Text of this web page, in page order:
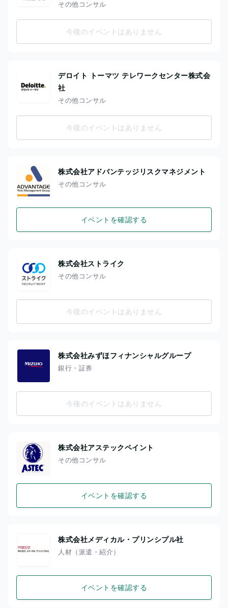
その他コンサル
今後のイベントはありません
デロイト トーマツ テレワークセンター株式会
社
その他コンサル
今後のイベントはありません
株式会社アドバンテッジリスクマネジメント
その他コンサル
イベントを確認する
株式会社ストライク
その他コンサル
今後のイベントはありません
株式会社みずほフィナンシャルグループ
銀行・証券
今後のイベントはありません
株式会社アステックペイント
その他コンサル
イベントを確認する
株式会社メディカル・プリンシプル社
人材（派遣・紹介）
イベントを確認する